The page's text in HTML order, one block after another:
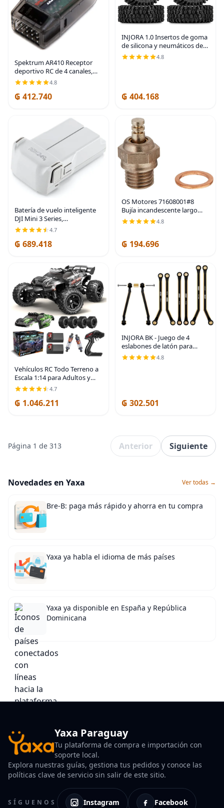
Spektrum AR410 Receptor
deportivo RC de 4 canales,
negro
4.8
₲ 412.740
INJORA 1.0 Insertos de goma
de silicona y neumáticos de
terreno rocoso S5 para
4.8
₲ 404.168
Batería de vuelo inteligente
DJI Mini 3 Series,
compatibilidad con Mini 4
Pro, Mini 3 Pro, Mini 3 |
Compatible con Mini 3, Mini 3
4.7
₲ 689.418
OS Motores 71608001#8
Bujía incandescente largo
medio aire/coche OSMG2691
4.8
₲ 194.696
Vehículos RC Todo Terreno a
Escala 1:14 para Adultos y
Niños (HS14323), Máxima
Camión RC Todo Terreno
4.7
₲ 1.046.211
INJORA BK - Juego de 4
eslabones de latón para
SCX24 C10 JLU Bronco
Basecamp
4.8
₲ 302.501
Página 1 de 313 Anterior Siguiente
Novedades en Yaxa Ver todas →
Bre-B: paga más rápido y ahorra en tu compra
Yaxa ya habla el idioma de más países
Yaxa ya disponible en España y República
Dominicana
Yaxa Paraguay
Tu plataforma de compra e importación con
soporte local.
Explora nuestras guías, gestiona tus pedidos y conoce las
políticas clave de servicio sin salir de este sitio.
SÍGUENOS Instagram Facebook